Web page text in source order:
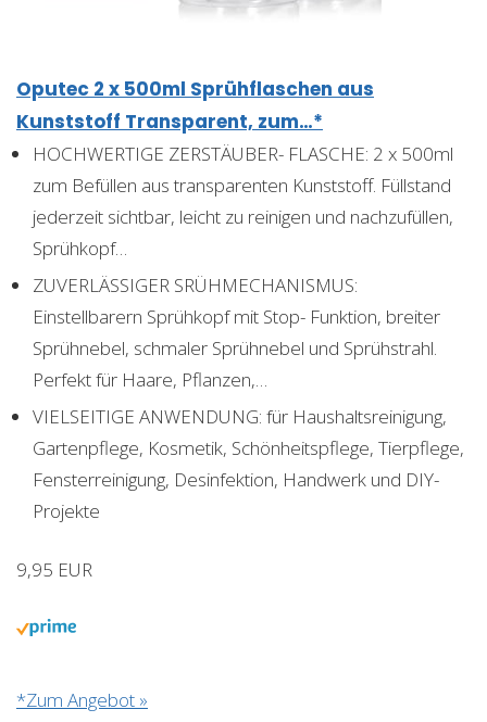
Oputec 2 x 500ml Sprühflaschen aus
Kunststoff Transparent, zum…*
HOCHWERTIGE ZERSTÄUBER- FLASCHE: 2 x 500ml
zum Befüllen aus transparenten Kunststoff. Füllstand
jederzeit sichtbar, leicht zu reinigen und nachzufüllen,
Sprühkopf…
ZUVERLÄSSIGER SRÜHMECHANISMUS:
Einstellbarern Sprühkopf mit Stop- Funktion, breiter
Sprühnebel, schmaler Sprühnebel und Sprühstrahl.
Perfekt für Haare, Pflanzen,…
VIELSEITIGE ANWENDUNG: für Haushaltsreinigung,
Gartenpflege, Kosmetik, Schönheitspflege, Tierpflege,
Fensterreinigung, Desinfektion, Handwerk und DIY-
Projekte
9,95 EUR
*Zum Angebot »